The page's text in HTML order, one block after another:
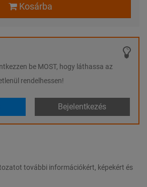
Kosárba
be MOST, hogy láthassa az
rendelhessen!
Bejelentkezés
további információkért, képekért és